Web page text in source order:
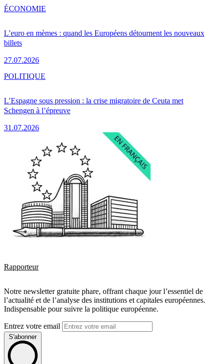
L’euro en mèmes : quand les Européens détournent les nouveaux
billets
27.07.2026
ÉCONOMIE
L’Espagne sous pression : la crise migratoire de Ceuta met
Schengen à l’épreuve
31.07.2026
POLITIQUE
Rapporteur
Notre newsletter gratuite phare, offrant chaque jour l’essentiel de
l’actualité et de l’analyse des institutions et capitales européennes.
Indispensable pour suivre la politique européenne.
Entrez votre email
S'abonner